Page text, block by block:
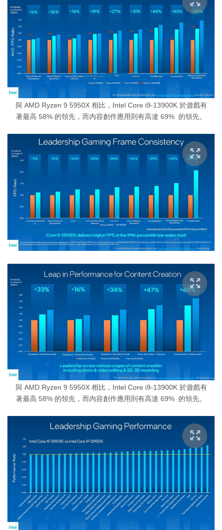
與 AMD Ryzen 9 5950X 相比，Intel Core i9-13900K 於遊戲有
著最高 58% 的領先，而內容創作應用則有高達 69% 的領先。
與 AMD Ryzen 9 5950X 相比，Intel Core i9-13900K 於遊戲有
著最高 58% 的領先，而內容創作應用則有高達 69% 的領先。